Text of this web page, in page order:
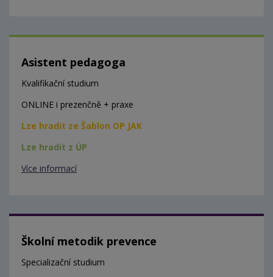
Asistent pedagoga
Kvalifikační studium
ONLINE i prezenčně + praxe
Lze hradit ze Šablon OP JAK
Lze hradit z ÚP
Více informací
Školní metodik prevence
Specializační studium